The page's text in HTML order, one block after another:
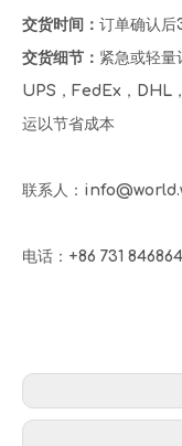
交货时间： 订单确认后
交货细节： 紧急或轻量
UPS，FedEx，DHL
运以节省成本
联系人：
电话：+86 731